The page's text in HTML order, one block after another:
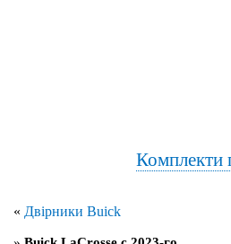
Комплекти
« Двірники Buick